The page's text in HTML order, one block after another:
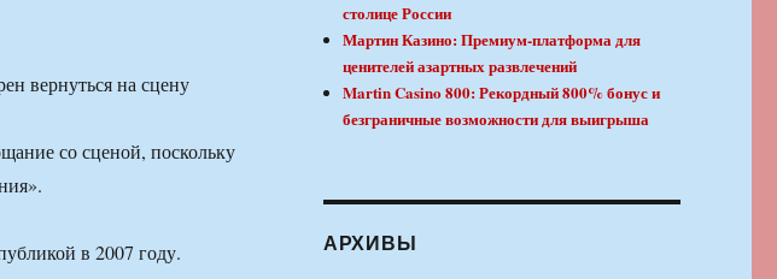
со сценой, поскольку
в 2007 году.
столице России
Мартин Казино: Премиум-платформа для
ценителей азартных развлечений
Martin Casino 800: Рекордный 800% бонус и
безграничные возможности для выигрыша
АРХИВЫ